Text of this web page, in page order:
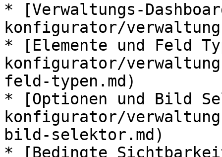
* [Verwaltungs-
konfigurator/
* [Elemente und Feld
konfigurator/
feld-typen.md)
* [Optionen und Bild
konfigurator/
bild-selektor.md)
* [Bedingte